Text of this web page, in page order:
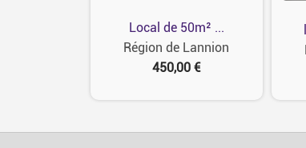
Local de 50m² ...
Région de Lannion
450,00 €